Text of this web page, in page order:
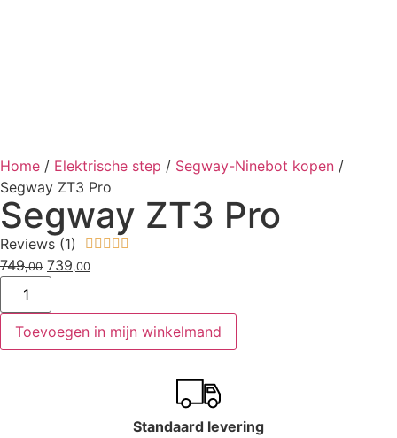
Home / Elektrische step / Segway-Ninebot kopen /
Segway ZT3 Pro
Segway ZT3 Pro
Reviews (1)     
749,00 739,00
Toevoegen in mijn winkelmand
Standaard levering